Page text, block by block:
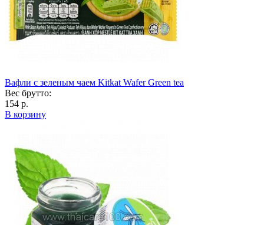
Вафли с зеленым чаем Kitkat Wafer Green tea
Вес брутто:
154 р.
В корзину